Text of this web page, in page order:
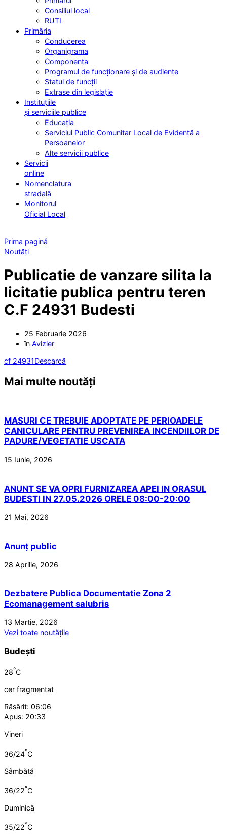
Consiliul local
RUTI
Primăria
Conducerea
Organigrama
Componența
Programul de funcționare și de audiențe
Statul de funcții
Extrase din legislație
Instituțiile
și serviciile publice
Educația
Serviciul Public Comunitar Local de Evidență a
Persoanelor
Alte servicii publice
Servicii
online
Nomenclatura
stradală
Monitorul
Oficial Local
Prima pagină
Noutăți
Publicatie de vanzare silita la
licitatie publica pentru teren
C.F 24931 Budesti
25 Februarie 2026
în Avizier
cf 24931Descarcă
Mai multe noutăți
MASURI CE TREBUIE ADOPTATE PE PERIOADELE
CANICULARE PENTRU PREVENIREA INCENDIILOR DE
PADURE/VEGETATIE USCATA
15 Iunie, 2026
ANUNT SE VA OPRI FURNIZAREA APEI IN ORASUL
BUDESTI IN 27.05.2026 ORELE 08:00-20:00
21 Mai, 2026
Anunț public
28 Aprilie, 2026
Dezbatere Publica Documentatie Zona 2
Ecomanagement salubris
13 Martie, 2026
Vezi toate noutățile
Budești
28°C
cer fragmentat
Răsărit: 06:06
Apus: 20:33
Vineri
36/24°C
Sâmbătă
36/22°C
Duminică
35/22°C